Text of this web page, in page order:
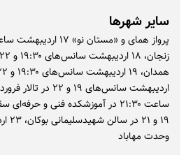
سایر شهرها
وحدت مهاباد